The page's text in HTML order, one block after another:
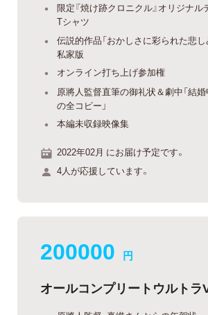
限定『焼け跡クロニクル』オリジナル
Tシャツ
伝説的作品「おかしさに彩られた悲し
私家版
オンライン打ち上げ参加権
原將人監督直筆の御礼状＆劇中「結
の全コピー」
本編未収録映像集
2022年02月 にお届け予定です。
4人が応援しています。
200000 円
オールコンプリートウルトラ